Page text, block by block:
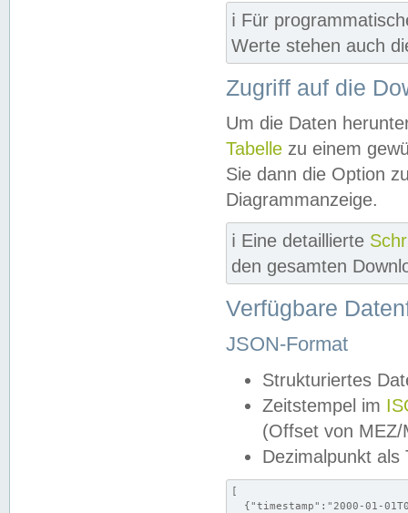
ℹ️ Für
Werte stehen auch
Zugriff auf die
Um die Daten
Tabelle zu einem
Sie dann die Option
Diagrammanzeige.
ℹ️ Eine detaillierte
den gesamten
Verfügbare
JSON-Format
Strukturiertes
Zeitstempel im
(Offset von MEZ/
Dezimalpunkt als
[
{"timestamp":"2000-01-